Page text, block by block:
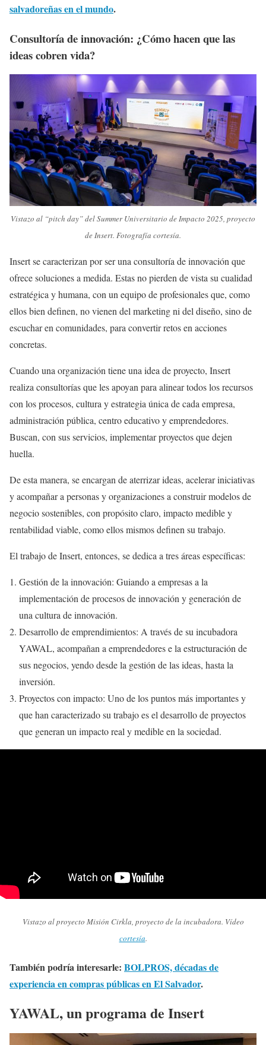
salvadoreñas en el mundo.
Consultoría de innovación: ¿Cómo hacen que las
ideas cobren vida?
Vistazo al “pitch day” del Summer Universitario de Impacto 2025, proyecto
de Insert. Fotografía cortesía.
Insert se caracterizan por ser una consultoría de innovación que
ofrece soluciones a medida. Estas no pierden de vista su cualidad
estratégica y humana, con un equipo de profesionales que, como
ellos bien definen, no vienen del marketing ni del diseño, sino de
escuchar en comunidades, para convertir retos en acciones
concretas.
Cuando una organización tiene una idea de proyecto, Insert
realiza consultorías que les apoyan para alinear todos los recursos
con los procesos, cultura y estrategia única de cada empresa,
administración pública, centro educativo y emprendedores.
Buscan, con sus servicios, implementar proyectos que dejen
huella.
De esta manera, se encargan de aterrizar ideas, acelerar iniciativas
y acompañar a personas y organizaciones a construir modelos de
negocio sostenibles, con propósito claro, impacto medible y
rentabilidad viable, como ellos mismos definen su trabajo.
El trabajo de Insert, entonces, se dedica a tres áreas específicas:
Gestión de la innovación: Guiando a empresas a la
implementación de procesos de innovación y generación de
una cultura de innovación.
Desarrollo de emprendimientos: A través de su incubadora
YAWAL, acompañan a emprendedores e la estructuración de
sus negocios, yendo desde la gestión de las ideas, hasta la
inversión.
Proyectos con impacto: Uno de los puntos más importantes y
que han caracterizado su trabajo es el desarrollo de proyectos
que generan un impacto real y medible en la sociedad.
Vistazo al proyecto Misión Cirkla, proyecto de la incubadora. Vídeo
cortesía.
También podría interesarle: BOLPROS, décadas de
experiencia en compras públicas en El Salvador.
YAWAL, un programa de Insert